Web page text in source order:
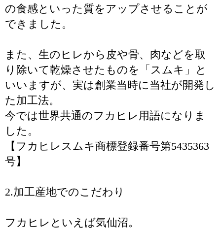
の食感といった質をアップさせることが
できました。
また、生のヒレから皮や骨、肉などを取
り除いて乾燥させたものを「スムキ」と
いいますが、実は創業当時に当社が開発し
た加工法。
今では世界共通のフカヒレ用語になりま
した。
【フカヒレスムキ商標登録番号第5435363
号】
2.加工産地でのこだわり
フカヒレといえば気仙沼。